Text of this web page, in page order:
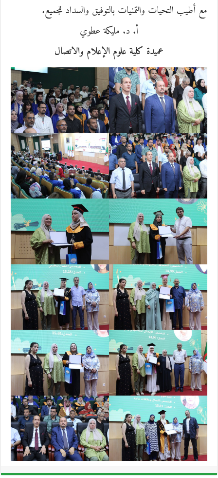
مع أطيب التحيات والتمنيات بالتوفيق والسداد للجميع.
أ. د. مليكة عطوي
عميدة كلية علوم الإعلام والاتصال